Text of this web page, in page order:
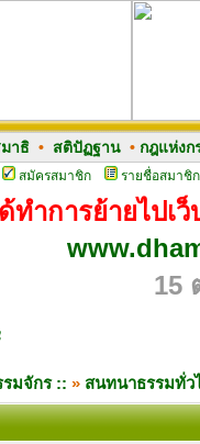
าธิ• สติปัฏฐาน• กฎแห่งก
สมัครสมาชิก รายชื่อสมาชิก
ทำการย้ายไปเ
15
มจักร :: » สนทนาธรรมทั่ว